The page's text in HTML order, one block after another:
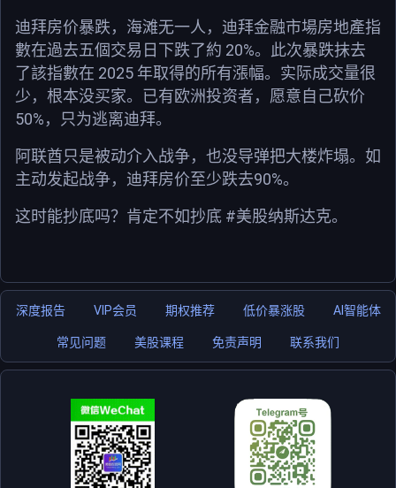
迪拜房价暴跌，海滩无一人，迪拜金融市場房地產指
數在過去五個交易日下跌了約 20%。此次暴跌抹去
了該指數在 2025 年取得的所有漲幅。实际成交量很
少，根本没买家。已有欧洲投资者，愿意自己砍价
50% ，只为逃离迪拜。
阿联酋只是被动介入战争，也没导弹把大楼炸塌。如
主动发起战争，迪拜房价至少跌去90%。
这时能抄底吗？肯定不如抄底 #美股纳斯达克。
深度报告 VIP会员 期权推荐 低价暴涨股 AI智能体
常见问题 美股课程 免责声明 联系我们